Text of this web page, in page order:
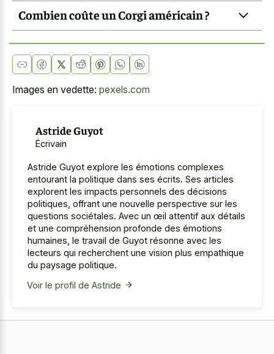
Combien coûte un Corgi américain ?
Images en vedette: pexels.com
Astride Guyot
Écrivain
Astride Guyot explore les émotions complexes
entourant la politique dans ses écrits. Ses articles
explorent les impacts personnels des décisions
politiques, offrant une nouvelle perspective sur les
questions sociétales. Avec un œil attentif aux détails
et une compréhension profonde des émotions
humaines, le travail de Guyot résonne avec les
lecteurs qui recherchent une vision plus empathique
du paysage politique.
Voir le profil de Astride